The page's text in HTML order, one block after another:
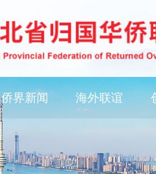
侨界新闻 海外联谊